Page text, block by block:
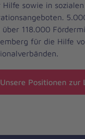
Hilfe sowie in
über 118.000
für die Hilfe
Unsere Positionen